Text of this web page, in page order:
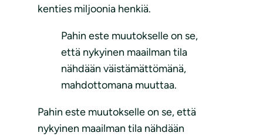
kenties miljoonia henkiä.
Pahin este muutokselle on se,
että nykyinen maailman tila
nähdään väistämättömänä,
mahdottomana muuttaa.
Pahin este muutokselle on se, että
nykyinen maailman tila nähdään